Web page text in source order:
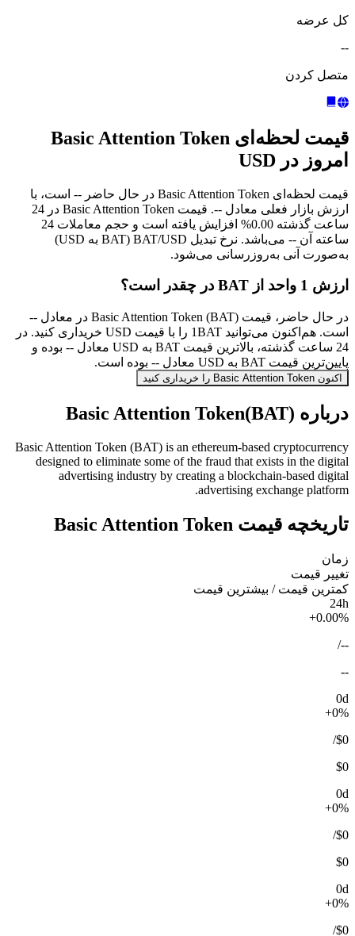
کل عرضه
--
متصل کردن
قیمت لحظه‌ای Basic Attention Token
امروز در USD
قیمت لحظه‌ای Basic Attention Token در حال حاضر -- است، با
ارزش بازار فعلی معادل --. قیمت Basic Attention Token در 24
ساعت گذشته 0.00% افزایش یافته است و حجم معاملات 24
ساعته آن -- می‌باشد. نرخ تبدیل BAT/USD (BAT به USD)
به‌صورت آنی به‌روزرسانی می‌شود.
ارزش 1 واحد از BAT در چقدر است؟
در حال حاضر، قیمت Basic Attention Token (BAT) در معادل --
است. هم‌اکنون می‌توانید 1BAT را با قیمت USD خریداری کنید. در
24 ساعت گذشته، بالاترین قیمت BAT به USD معادل -- بوده و
پایین‌ترین قیمت BAT به USD معادل -- بوده است.
اکنون Basic Attention Token را خریداری کنید
درباره Basic Attention Token(BAT)
Basic Attention Token (BAT) is an ethereum-based cryptocurrency
designed to eliminate some of the fraud that exists in the digital
advertising industry by creating a blockchain-based digital
advertising exchange platform.
تاریخچه قیمت Basic Attention Token
زمان
تغییر قیمت
کمترین قیمت / بیشترین قیمت
24h
+0.00%
--
/
--
0d
+0%
$0
/
$0
0d
+0%
$0
/
$0
0d
+0%
$0
/